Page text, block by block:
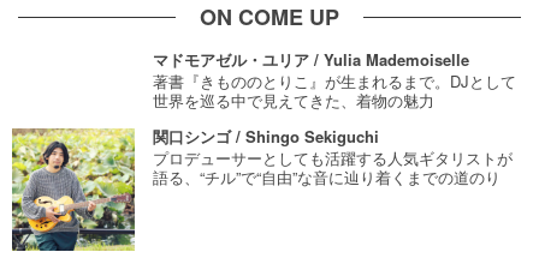
ON COME UP
マドモアゼル・ユリア / Yulia Mademoiselle
著書『きもののとりこ』が生まれるまで。DJとして
世界を巡る中で見えてきた、着物の魅力
関口シンゴ / Shingo Sekiguchi
プロデューサーとしても活躍する人気ギタリストが
語る、“チル”で“自由”な音に辿り着くまでの道のり